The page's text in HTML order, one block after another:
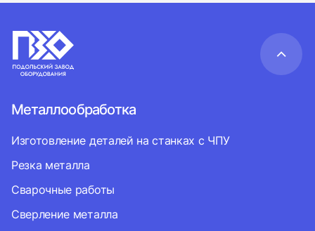
Металлообработка
Изготовление деталей на станках с ЧПУ
Резка металла
Сварочные работы
Сверление металла